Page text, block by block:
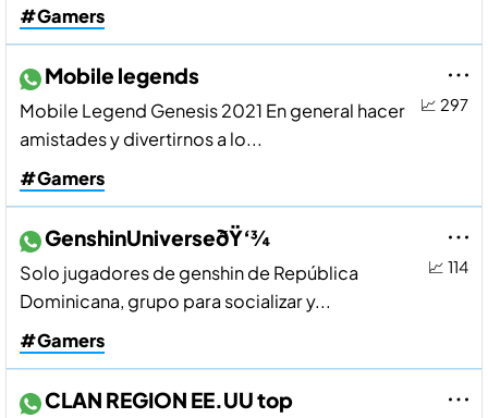
#Gamers
📈 297
Mobile legends
Mobile Legend Genesis 2021 En general hacer
amistades y divertirnos a lo...
#Gamers
📈 114
GenshinUniverseðŸ‘¾
Solo jugadores de genshin de República
Dominicana, grupo para socializar y...
#Gamers
CLAN REGION EE.UU top